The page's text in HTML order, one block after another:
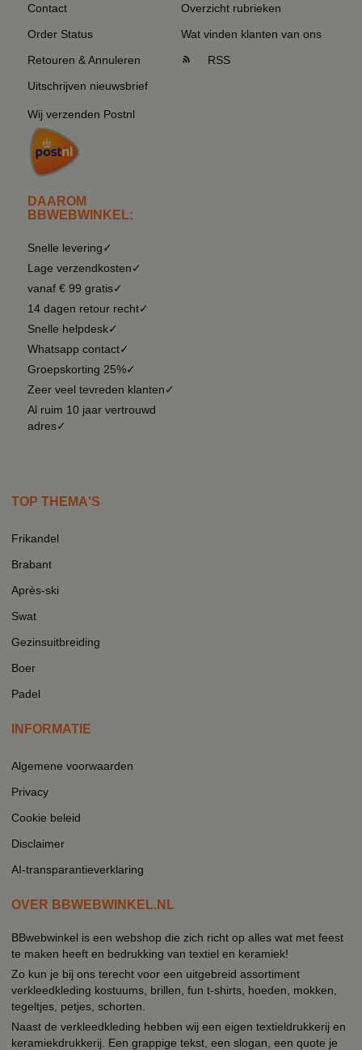
Contact
Order Status
Retouren & Annuleren
Uitschrijven nieuwsbrief
Wij verzenden Postnl
DAAROM
BBWEBWINKEL:
Snelle levering✓
Lage verzendkosten✓
vanaf € 99 gratis✓
14 dagen retour recht✓
Snelle helpdesk✓
Whatsapp contact✓
Groepskorting 25%✓
Zeer veel tevreden klanten✓
Al ruim 10 jaar vertrouwd
adres✓
Overzicht rubrieken
Wat vinden klanten van ons
RSS
TOP THEMA'S
Frikandel
Brabant
Après-ski
Swat
Gezinsuitbreiding
Boer
Padel
INFORMATIE
Algemene voorwaarden
Privacy
Cookie beleid
Disclaimer
AI-transparantieverklaring
OVER BBWEBWINKEL.NL
BBwebwinkel is een webshop die zich richt op alles wat met feest
te maken heeft en bedrukking van textiel en keramiek!
Zo kun je bij ons terecht voor een uitgebreid assortiment
verkleedkleding kostuums, brillen, fun t-shirts, hoeden, mokken,
tegeltjes, petjes, schorten.
Naast de verkleedkleding hebben wij een eigen textieldrukkerij en
keramiekdrukkerij. Een grappige tekst, een slogan, een quote je